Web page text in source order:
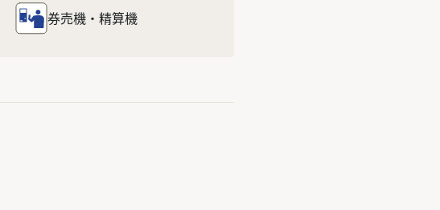
券売機・精算機